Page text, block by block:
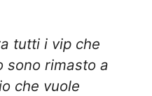
tutti i vip che
sono rimasto a
che vuole